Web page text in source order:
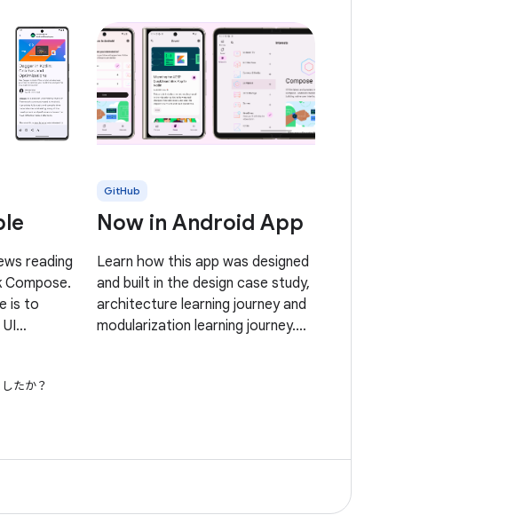
reading
is to
Android
GitHub
Now in Android App
Learn how this app was designed
and built in the design case study,
architecture learning journey and
modularization learning journey.
たか？